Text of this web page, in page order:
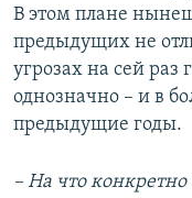
В этом плане
предыдущих не
угрозах на сей раз
однозначно – и в
предыдущие годы.
– На что конкретно